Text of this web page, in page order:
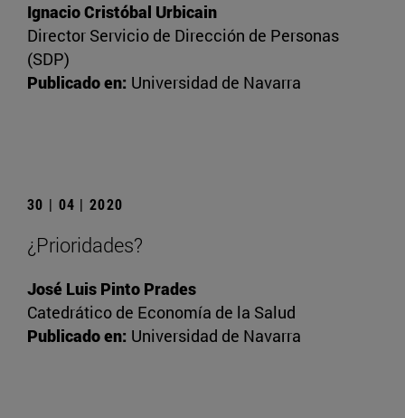
Ignacio Cristóbal Urbicain
Director Servicio de Dirección de Personas
(SDP)
Publicado en: Universidad de Navarra
30 | 04 | 2020
¿Prioridades?
José Luis Pinto Prades
Catedrático de Economía de la Salud
Publicado en: Universidad de Navarra